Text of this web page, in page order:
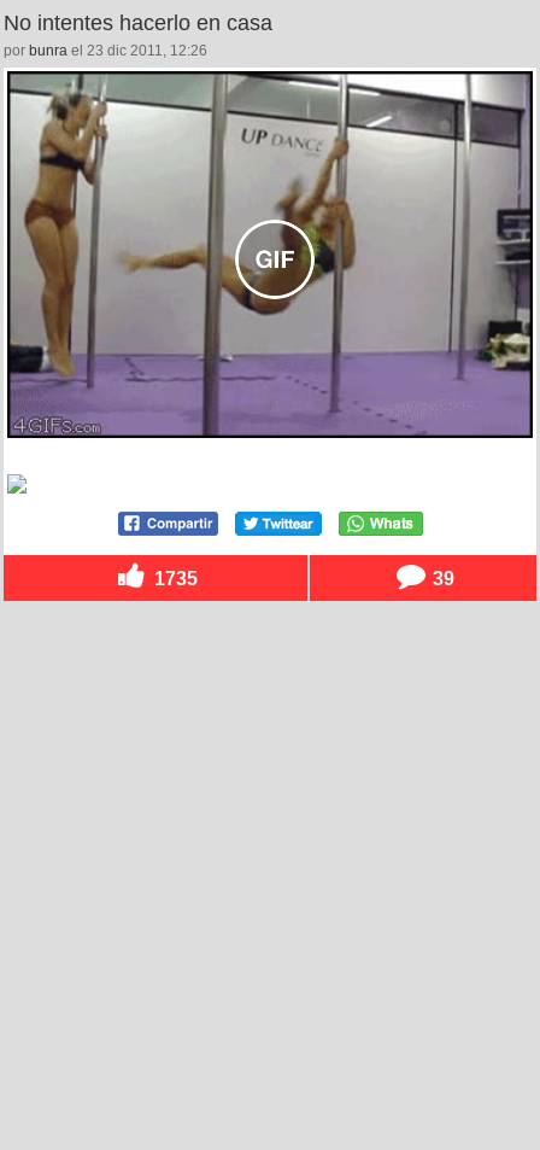
No intentes hacerlo en casa
por bunra el 23 dic 2011, 12:26
1735 39